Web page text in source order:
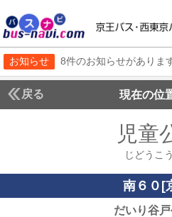
お知らせ 8件のお知らせがありま
戻る 現在の位
児童
じどうこ
南６０[
だいり谷